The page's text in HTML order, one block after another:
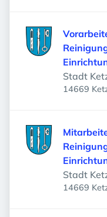
Stadt
14669
Stadt
14669